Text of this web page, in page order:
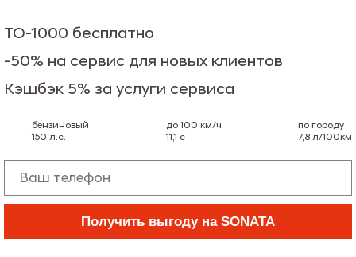
ТО-1000 бесплатно
-50% на сервис для новых клиентов
Кэшбэк 5% за услуги сервиса
бензиновый
150 л.с.
до 100 км/ч
11,1 с
по городу
7,8 л/100км
Получить выгоду на SONATA